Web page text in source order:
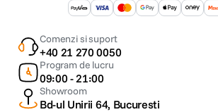
Comenzi si suport
+40 21 270 0050
Program de lucru
09:00 - 21:00
Showroom
Bd-ul Unirii 64, Bucuresti